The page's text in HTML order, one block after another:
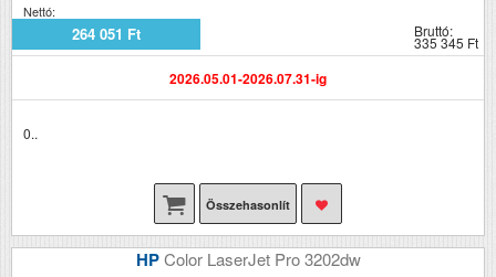
Nettó:
264 051 Ft Bruttó:
335 345 Ft
2026.05.01-2026.07.31-ig
0..
Összehasonlít
HPColor LaserJet Pro 3202dw